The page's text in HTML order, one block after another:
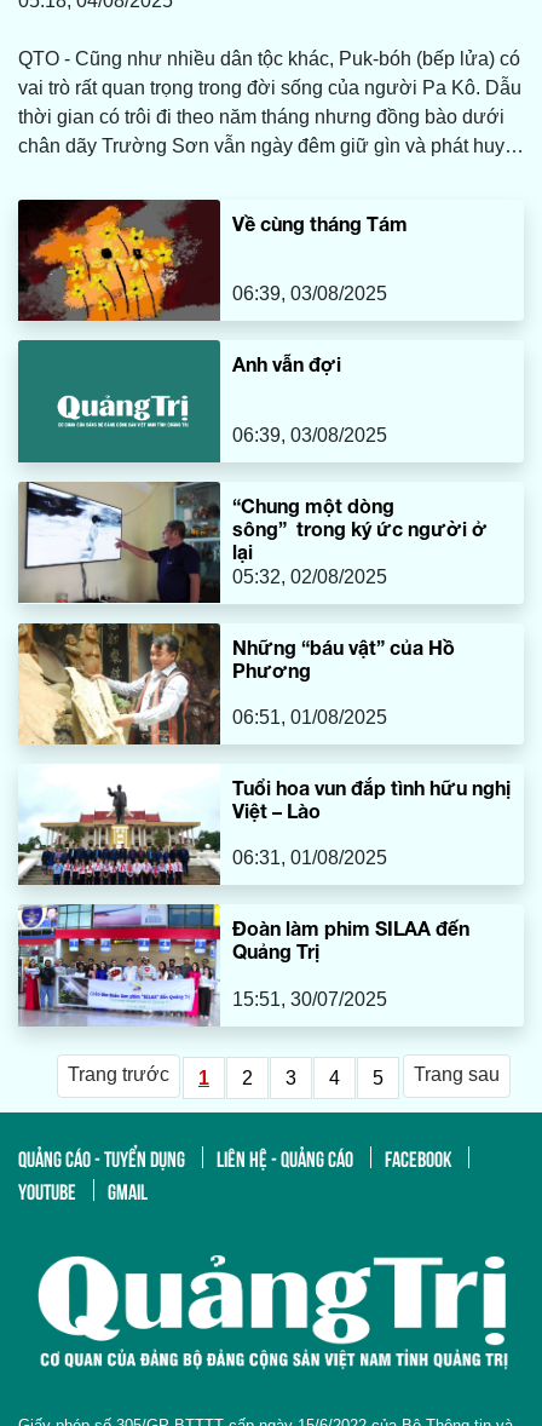
QTO - Cũng như nhiều dân tộc khác, Puk-bóh (bếp lửa) có
vai trò rất quan trọng trong đời sống của người Pa Kô. Dẫu
thời gian có trôi đi theo năm tháng nhưng đồng bào dưới
chân dãy Trường Sơn vẫn ngày đêm giữ gìn và phát huy
thương mà cha ông dày công vun đắp qua bao đời…
Về cùng tháng Tám
06:39, 03/08/2025
Anh vẫn đợi
06:39, 03/08/2025
“Chung một dòng
sông” trong ký ức người ở
lại
05:32, 02/08/2025
Những “báu vật” của Hồ
Phương
06:51, 01/08/2025
Tuổi hoa vun đắp tình hữu nghị
Việt – Lào
06:31, 01/08/2025
Đoàn làm phim SILAA đến
Quảng Trị
15:51, 30/07/2025
Trang trước 1 2 3 4 5 Trang sau
QUẢNG CÁO - TUYỂN DỤNG LIÊN HỆ - QUẢNG CÁO
FACEBOOK
YOUTUBE
GMAIL